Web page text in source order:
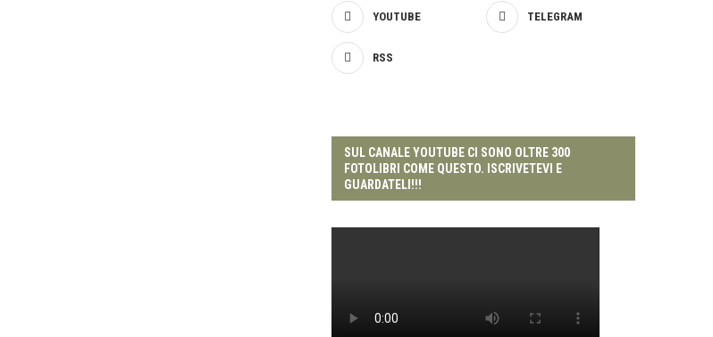
YOUTUBE TELEGRAM
RSS
SUL CANALE YOUTUBE CI SONO OLTRE 300
FOTOLIBRI COME QUESTO. ISCRIVETEVI E
GUARDATELI!!!